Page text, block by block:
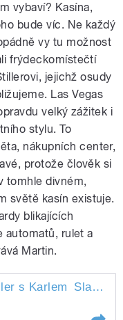
vybaví? Kasína,
bude víc. Ne každý
vy tu možnost
frýdeckomístečtí
jejichž osudy
Las Vegas
velký zážitek i
stylu. To
nákupních center,
protože člověk si
tomhle divném,
světě kasín existuje.
blikajících
automatů, rulet a
Martin.
Karlem
s Karlem Sladkým